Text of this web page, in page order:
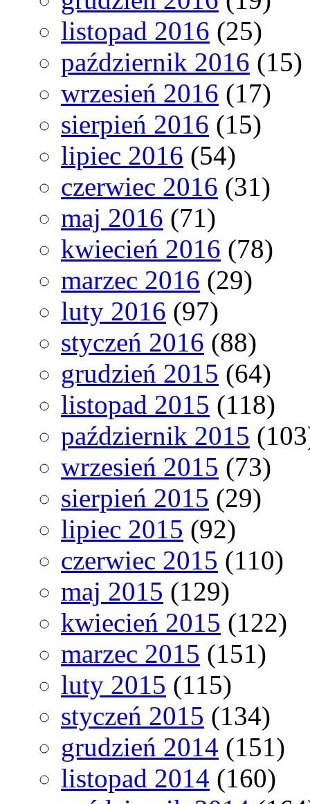
listopad 2016 (25)
październik 2016 (15)
wrzesień 2016 (17)
sierpień 2016 (15)
lipiec 2016 (54)
czerwiec 2016 (31)
maj 2016 (71)
kwiecień 2016 (78)
marzec 2016 (29)
luty 2016 (97)
styczeń 2016 (88)
grudzień 2015 (64)
listopad 2015 (118)
październik 2015
wrzesień 2015 (73)
sierpień 2015 (29)
lipiec 2015 (92)
czerwiec 2015 (110)
maj 2015 (129)
kwiecień 2015 (122)
marzec 2015 (151)
luty 2015 (115)
styczeń 2015 (134)
grudzień 2014 (151)
listopad 2014 (160)